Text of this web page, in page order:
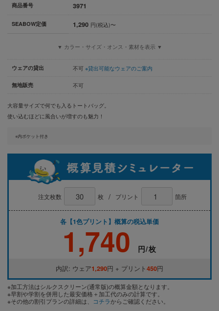
商品番号 3971
SEABOW定価 1,290 円(税込)〜
▼ カラー・サイズ・オンス・素材を表示 ▼
ウェアの貸出 不可 ※貸出可能なウェアのご案内
無地販売 不可
大容量サイズで何でも入るトートバッグ。
使い込むほどに風合いが増すのも魅力！
※内ポケット付き
注文枚数 枚 / プリント 箇所
各【1色プリント】概算の税込単価
1,740 円/枚
内訳: ウェア1,290円 + プリント450円
※加工方法はシルクスクリーン(通常版)の概算金額となります。
※早割や学割を併用した最安価格＋加工代のみの計算です。
※その他の割引プランの詳細は、
コチラからご確認ください。